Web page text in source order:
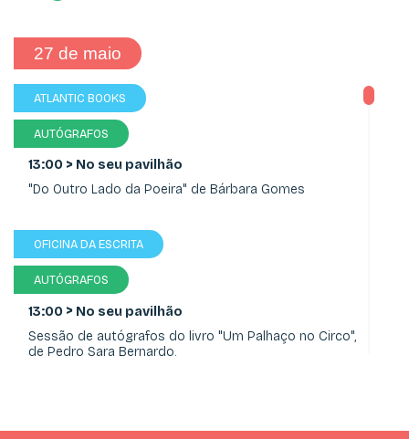
27 de maio
ATLANTIC BOOKS
AUTÓGRAFOS
13:00 > No seu pavilhão
"Do Outro Lado da Poeira" de Bárbara Gomes
OFICINA DA ESCRITA
AUTÓGRAFOS
13:00 > No seu pavilhão
Sessão de autógrafos do livro "Um Palhaço no Circo",
de Pedro Sara Bernardo.